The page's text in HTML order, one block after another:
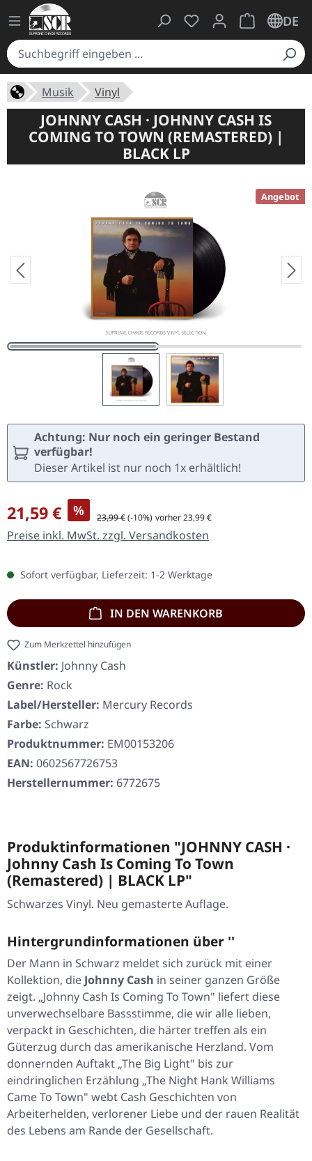
Du hast 0 Produkte
Warenkorb
DE
Musik Vinyl
JOHNNY CASH · JOHNNY CASH IS
COMING TO TOWN (REMASTERED) |
BLACK LP
Angebot
Achtung: Nur noch ein geringer Bestand
verfügbar!
Dieser Artikel ist nur noch 1x erhältlich!
Verkaufspreis:
21,59 € % Regulärer Preis:
23,99 €(-10%) vorher 23,99 €
Preise inkl. MwSt. zzgl. Versandkosten
Sofort verfügbar, Lieferzeit: 1-2 Werktage
IN DEN WARENKORB
Zum Merkzettel hinzufügen
Künstler: Johnny Cash
Genre: Rock
Label/Hersteller: Mercury Records
Farbe: Schwarz
Produktnummer: EM00153206
EAN: 0602567726753
Herstellernummer: 6772675
Produktinformationen "JOHNNY CASH ·
Johnny Cash Is Coming To Town
(Remastered) | BLACK LP"
Schwarzes Vinyl. Neu gemasterte Auflage.
Hintergrundinformationen über ''
Der Mann in Schwarz meldet sich zurück mit einer
Kollektion, die Johnny Cash in seiner ganzen Größe
zeigt. „Johnny Cash Is Coming To Town" liefert diese
unverwechselbare Bassstimme, die wir alle lieben,
verpackt in Geschichten, die härter treffen als ein
Güterzug durch das amerikanische Herzland. Vom
donnernden Auftakt „The Big Light" bis zur
eindringlichen Erzählung „The Night Hank Williams
Came To Town" webt Cash Geschichten von
Arbeiterhelden, verlorener Liebe und der rauen Realität
des Lebens am Rande der Gesellschaft.